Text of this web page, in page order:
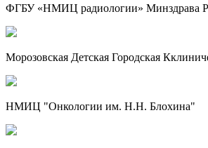
ФГБУ «НМИЦ радиологии» Минздрава
Морозовская Детская Городская
НМИЦ "Онкологии им. Н.Н. Блохина"